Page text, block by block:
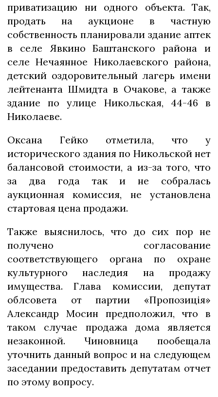
приватизацию ни одного объекта. Так,
продать на аукционе в частную
собственность планировали здание аптек
в селе Явкино Баштанского района и
селе Нечаянное Николаевского района,
детский оздоровительный лагерь имени
лейтенанта Шмидта в Очакове, а также
здание по улице Никольская, 44-46 в
Николаеве.
Оксана Гейко отметила, что у
исторического здания по Никольской нет
балансовой стоимости, а из-за того, что
за два года так и не собралась
аукционная комиссия, не установлена
стартовая цена продажи.
Также выяснилось, что до сих пор не
получено согласование
соответствующего органа по охране
культурного наследия на продажу
имущества. Глава комиссии, депутат
облсовета от партии «Пропозиція»
Александр Мосин предположил, что в
таком случае продажа дома является
незаконной. Чиновница пообещала
уточнить данный вопрос и на следующем
заседании предоставить депутатам отчет
по этому вопросу.